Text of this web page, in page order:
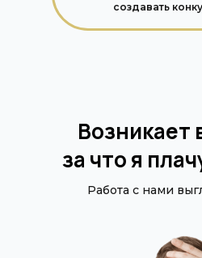
создавать
Возникает
за что я
Работа с нами